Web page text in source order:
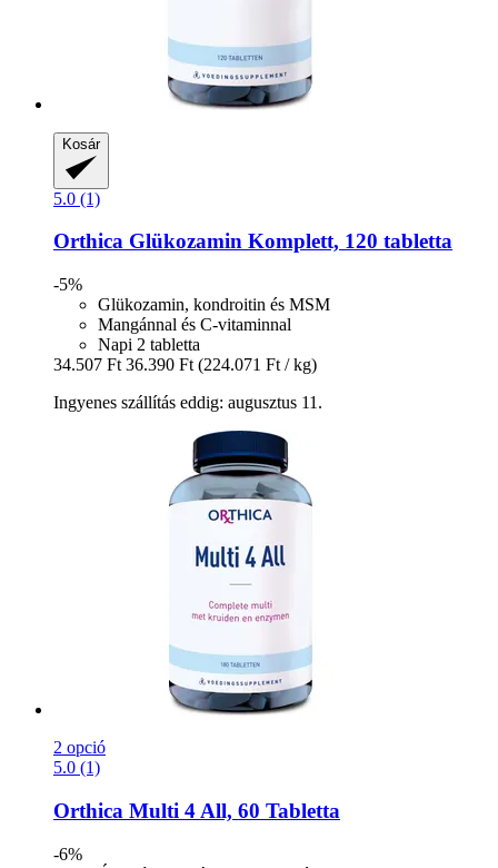
Kosár
5.0 (1)
Orthica Glükozamin Komplett, 120 tabletta
-5%
Glükozamin, kondroitin és MSM
Mangánnal és C-vitaminnal
Napi 2 tabletta
34.507 Ft 36.390 Ft (224.071 Ft / kg)
Ingyenes szállítás eddig: augusztus 11.
2 opció
5.0 (1)
Orthica Multi 4 All, 60 Tabletta
-6%